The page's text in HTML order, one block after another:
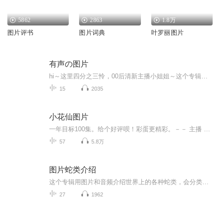
5862
图片评书
2863
图片词典
1.8万
叶罗丽图片
有声の图片
15 2035
小花仙图片
57 5.8万
图片蛇类介绍
27 1962